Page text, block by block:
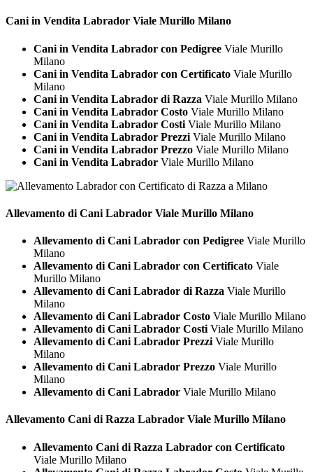
Cani in Vendita Labrador Viale Murillo Milano
Cani in Vendita Labrador con Pedigree Viale Murillo
Milano
Cani in Vendita Labrador con Certificato Viale Murillo
Milano
Cani in Vendita Labrador di Razza Viale Murillo Milano
Cani in Vendita Labrador Costo Viale Murillo Milano
Cani in Vendita Labrador Costi Viale Murillo Milano
Cani in Vendita Labrador Prezzi Viale Murillo Milano
Cani in Vendita Labrador Prezzo Viale Murillo Milano
Cani in Vendita Labrador Viale Murillo Milano
Allevamento di Cani Labrador Viale Murillo Milano
Allevamento di Cani Labrador con Pedigree Viale Murillo
Milano
Allevamento di Cani Labrador con Certificato Viale
Murillo Milano
Allevamento di Cani Labrador di Razza Viale Murillo
Milano
Allevamento di Cani Labrador Costo Viale Murillo Milano
Allevamento di Cani Labrador Costi Viale Murillo Milano
Allevamento di Cani Labrador Prezzi Viale Murillo
Milano
Allevamento di Cani Labrador Prezzo Viale Murillo
Milano
Allevamento di Cani Labrador Viale Murillo Milano
Allevamento Cani di Razza Labrador Viale Murillo Milano
Allevamento Cani di Razza Labrador con Certificato
Viale Murillo Milano